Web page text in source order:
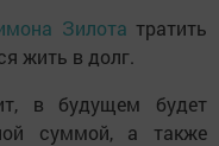
Зилота тратить
жить в долг.
в будущем будет
суммой, а также